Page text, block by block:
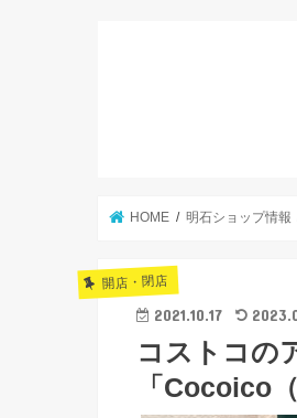
HOME 明石ショップ情報
開店・閉店
2021.10.17
コストコの
「Cocoico